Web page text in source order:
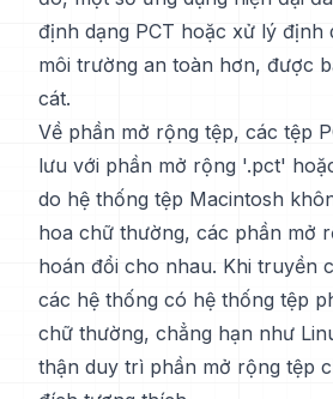
định dạng PCT hoặc xử lý định
môi trường an toàn hơn, được
cát.
Về phần mở rộng tệp, các tệp
lưu với phần mở rộng '.pct'
do hệ thống tệp Macintosh
hoa chữ thường, các phần mở
hoán đổi cho nhau. Khi truyền
các hệ thống có hệ thống tệp
chữ thường, chẳng hạn như
thận duy trì phần mở rộng tệp